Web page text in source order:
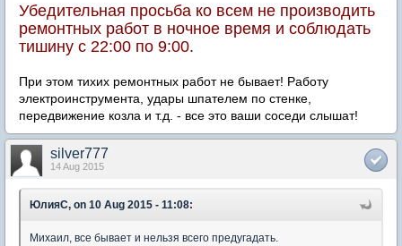
Убедительная просьба ко всем не производить
ремонтных работ в ночное время и соблюдать
тишину с 22:00 по 9:00.
При этом тихих ремонтных работ не бывает! Работу
электроинструмента, удары шпателем по стенке,
передвижение козла и т.д. - все это ваши соседи слышат!
silver777
14 Aug 2015
ЮлияC, on 10 Aug 2015 - 11:08:
Михаил, все бывает и нельзя всего предугадать.